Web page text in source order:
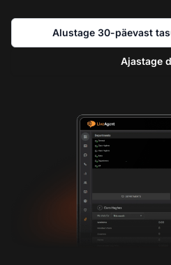
Alustage 30-päevast
Ajastage